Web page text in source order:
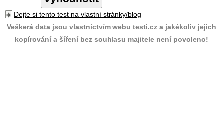
Dejte si tento test na vlastní stránky/blog
Veškerá data jsou vlastnictvím webu testi.cz a jakékoliv jejich
kopírování a šíření bez souhlasu majitele není povoleno!